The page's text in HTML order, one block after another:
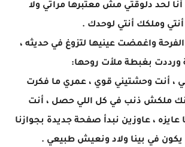
أنا لحد دلوقتي مش معتبرها مراتي ولا
وملكك أنتي لوحدك .
واغمضت عينيها لتزوغ في حديثه ،
ورددت بغبطة ملأت روحها:
، أنت وحشتيني قوي ، عمري ما فكرت
ملكش ذنب في كل اللي حصل ، أنت
عايزه ، عاوزين نبدأ صفحة جديدة بجوازنا
في بينا ولاد ونعيش طبيعي .